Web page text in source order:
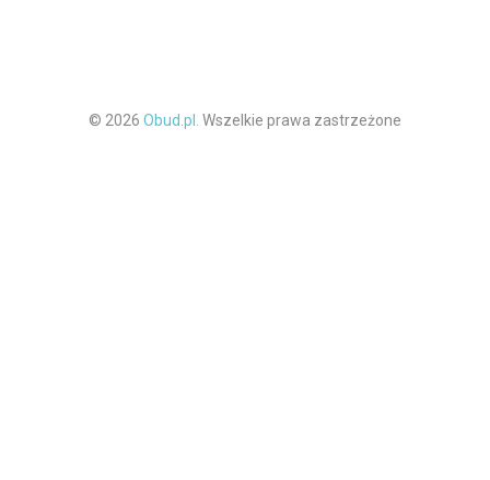
© 2026 Obud.pl. Wszelkie prawa zastrzeżone